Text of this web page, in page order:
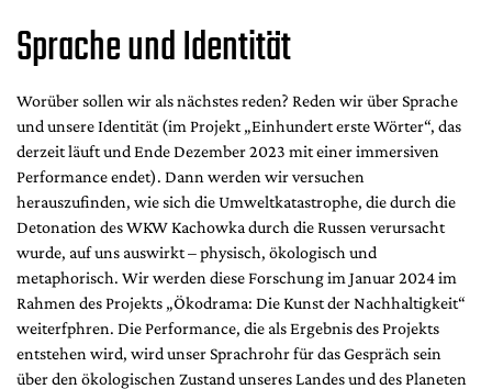
Sprache und Identität
Worüber sollen wir als nächstes reden? Reden wir über Sprache
und unsere Identität (im Projekt „Einhundert erste Wörter“, das
derzeit läuft und Ende Dezember 2023 mit einer immersiven
Performance endet). Dann werden wir versuchen
herauszufinden, wie sich die Umweltkatastrophe, die durch die
Detonation des WKW Kachowka durch die Russen verursacht
wurde, auf uns auswirkt – physisch, ökologisch und
metaphorisch. Wir werden diese Forschung im Januar 2024 im
Rahmen des Projekts „Ökodrama: Die Kunst der Nachhaltigkeit“
weiterfphren. Die Performance, die als Ergebnis des Projekts
entstehen wird, wird unser Sprachrohr für das Gespräch sein
über den ökologischen Zustand unseres Landes und des Planeten